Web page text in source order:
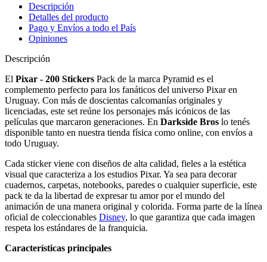
Descripción
Detalles del producto
Pago y Envíos a todo el País
Opiniones
Descripción
El Pixar - 200 Stickers Pack de la marca Pyramid es el
complemento perfecto para los fanáticos del universo Pixar en
Uruguay. Con más de doscientas calcomanías originales y
licenciadas, este set reúne los personajes más icónicos de las
películas que marcaron generaciones. En Darkside Bros lo tenés
disponible tanto en nuestra tienda física como online, con envíos a
todo Uruguay.
Cada sticker viene con diseños de alta calidad, fieles a la estética
visual que caracteriza a los estudios Pixar. Ya sea para decorar
cuadernos, carpetas, notebooks, paredes o cualquier superficie, este
pack te da la libertad de expresar tu amor por el mundo del
animación de una manera original y colorida. Forma parte de la línea
oficial de coleccionables Disney, lo que garantiza que cada imagen
respeta los estándares de la franquicia.
Características principales